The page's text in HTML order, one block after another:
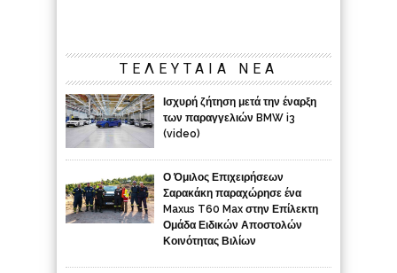
ΤΕΛΕΥΤΑΙΑ ΝΕΑ
Ισχυρή ζήτηση μετά την έναρξη
των παραγγελιών BMW i3
(video)
Ο Όμιλος Επιχειρήσεων
Σαρακάκη παραχώρησε ένα
Maxus T60 Max στην Επίλεκτη
Ομάδα Ειδικών Αποστολών
Κοινότητας Βιλίων